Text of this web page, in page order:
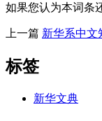
如果您认为本词条
上一篇 新华系中文
标签
新华文典